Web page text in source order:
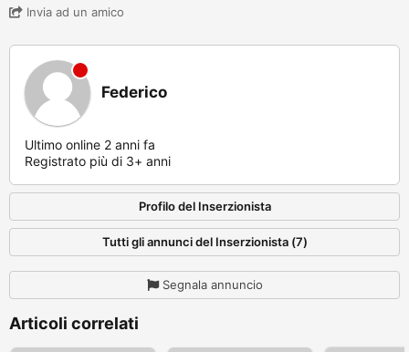
Invia ad un amico
Federico
Ultimo online 2 anni fa
Registrato più di 3+ anni
Profilo del Inserzionista
Tutti gli annunci del Inserzionista (7)
Segnala annuncio
Articoli correlati